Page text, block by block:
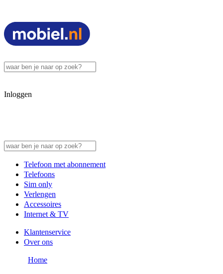
Inloggen
Telefoon met abonnement
Telefoons
Sim only
Verlengen
Accessoires
Internet & TV
Klantenservice
Over ons
Home